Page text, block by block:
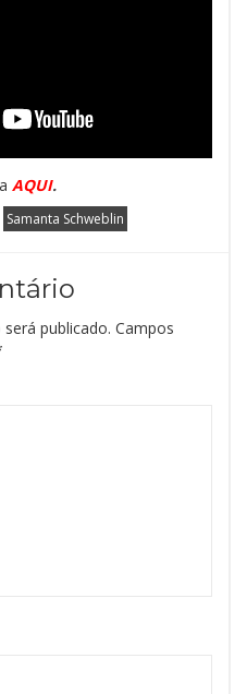
AQUI.
Samanta Schweblin
publicado. Campos